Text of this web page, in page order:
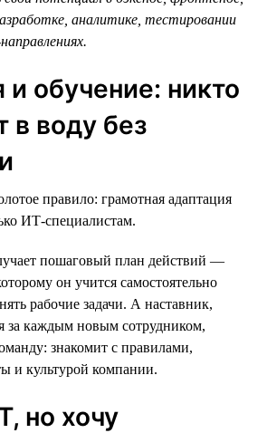
аналитике, тестировании
и обучение: никто
в воду без
правило: грамотная адаптация
ИТ-специалистам.
пошаговый план действий —
он учится самостоятельно
рабочие задачи. А наставник,
за каждым новым сотрудником,
знакомит с правилами,
и культурой компании.
но хочу